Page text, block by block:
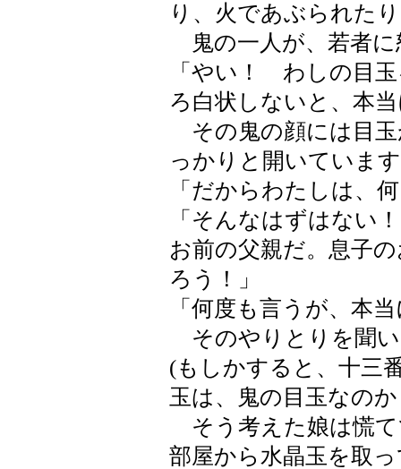
り、火であぶられた
鬼の一人が、若者に
「やい！ わしの目
ろ白状しないと、本
その鬼の顔には目
っかりと開いていま
「だからわたしは、
「そんなはずはない
お前の父親だ。息子
ろう！」
「何度も言うが、本
そのやりとりを聞
(もしかすると、十三
玉は、鬼の目玉なの
そう考えた娘は慌て
部屋から水晶玉を取